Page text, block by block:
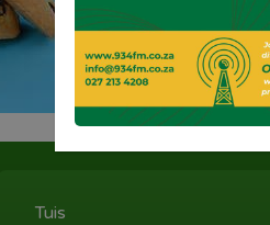
Tuis